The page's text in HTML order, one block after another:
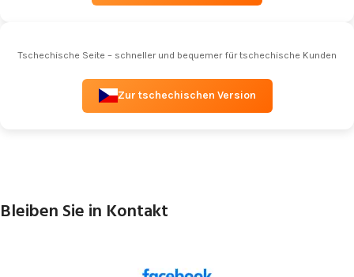
Tschechische Seite – schneller und bequemer für tschechische Kunden
Zur tschechischen Version
Bleiben Sie in Kontakt